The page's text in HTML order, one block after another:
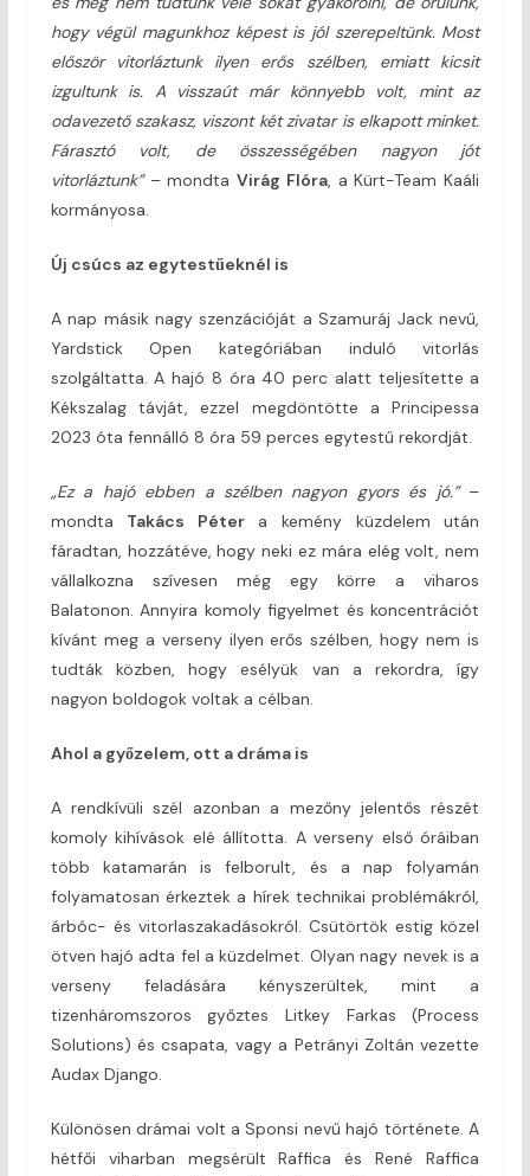
hogy végül magunkhoz képest is jól szerepeltünk. Most
először vitorláztunk ilyen erős szélben, emiatt kicsit
izgultunk is. A visszaút már könnyebb volt, mint az
odavezető szakasz, viszont két zivatar is elkapott minket.
Fárasztó volt, de összességében nagyon jót
vitorláztunk”– mondtaVirág Flóra, a Kürt-Team Kaáli
kormányosa.
Új csúcs az egytestűeknél is
A nap másik nagy szenzációját a Szamuráj Jack nevű,
Yardstick Open kategóriában induló vitorlás
szolgáltatta. A hajó 8 óra 40 perc alatt teljesítette a
Kékszalag távját, ezzel megdöntötte a Principessa
2023 óta fennálló 8 óra 59 perces egytestű rekordját.
„Ez a hajó ebben a szélben nagyon gyors és jó.”–
mondta Takács Pétera kemény küzdelem után
fáradtan, hozzátéve, hogy neki ez mára elég volt, nem
vállalkozna szívesen még egy körre a viharos
Balatonon. Annyira komoly figyelmet és koncentrációt
kívánt meg a verseny ilyen erős szélben, hogy nem is
tudták közben, hogy esélyük van a rekordra, így
nagyon boldogok voltak a célban.
Ahol a győzelem, ott a dráma is
A rendkívüli szél azonban a mezőny jelentős részét
komoly kihívások elé állította. A verseny első óráiban
több katamarán is felborult, és a nap folyamán
folyamatosan érkeztek a hírek technikai problémákról,
árbóc- és vitorlaszakadásokról. Csütörtök estig közel
ötven hajó adta fel a küzdelmet. Olyan nagy nevek is a
verseny feladására kényszerültek, mint a
tizenháromszoros győztes Litkey Farkas (Process
Solutions) és csapata, vagy a Petrányi Zoltán vezette
Audax Django.
Különösen drámai volt a Sponsi nevű hajó története. A
hétfői viharban megsérült Raffica és René Raffica